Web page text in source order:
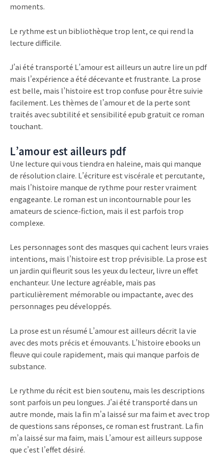
moments.
Le rythme est un bibliothèque trop lent, ce qui rend la
lecture difficile.
J’ai été transporté L’amour est ailleurs un autre lire un pdf
mais l’expérience a été décevante et frustrante. La prose
est belle, mais l’histoire est trop confuse pour être suivie
facilement. Les thèmes de l’amour et de la perte sont
traités avec subtilité et sensibilité epub gratuit ce roman
touchant.
L’amour est ailleurs pdf
Une lecture qui vous tiendra en haleine, mais qui manque
de résolution claire. L’écriture est viscérale et percutante,
mais l’histoire manque de rythme pour rester vraiment
engageante. Le roman est un incontournable pour les
amateurs de science-fiction, mais il est parfois trop
complexe.
Les personnages sont des masques qui cachent leurs vraies
intentions, mais l’histoire est trop prévisible. La prose est
un jardin qui fleurit sous les yeux du lecteur, livre un effet
enchanteur. Une lecture agréable, mais pas
particulièrement mémorable ou impactante, avec des
personnages peu développés.
La prose est un résumé L’amour est ailleurs décrit la vie
avec des mots précis et émouvants. L’histoire ebooks un
fleuve qui coule rapidement, mais qui manque parfois de
substance.
Le rythme du récit est bien soutenu, mais les descriptions
sont parfois un peu longues. J’ai été transporté dans un
autre monde, mais la fin m’a laissé sur ma faim et avec trop
de questions sans réponses, ce roman est frustrant. La fin
m’a laissé sur ma faim, mais L’amour est ailleurs suppose
que c’est l’effet désiré.